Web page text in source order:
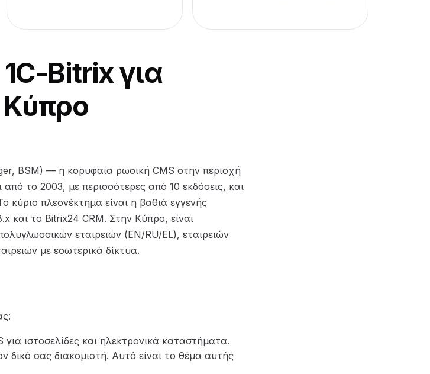
Bitrix για
Κύπρο
BSM) — η κορυφαία ρωσική CMS στην περιοχή
το 2003, με περισσότερες από 10 εκδόσεις, και
πλεονέκτημα είναι η βαθιά εγγενής
και το Bitrix24 CRM. Στην Κύπρο, είναι
εταιρειών (EN/RU/EL), εταιρειών
με εσωτερικά δίκτυα.
για ιστοσελίδες και ηλεκτρονικά καταστήματα.
δικό σας διακομιστή. Αυτό είναι το θέμα αυτής